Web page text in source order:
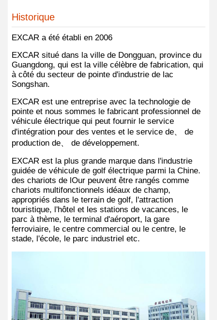
Historique
EXCAR a été établi en 2006
EXCAR situé dans la ville de Dongguan, province du
Guangdong, qui est la ville célèbre de fabrication, qui
à côté du secteur de pointe d'industrie de lac
Songshan.
EXCAR est une entreprise avec la technologie de
pointe et nous sommes le fabricant professionnel de
véhicule électrique qui peut fournir le service
d'intégration pour des ventes et le service de、 de
production de、 de développement.
EXCAR est la plus grande marque dans l'industrie
guidée de véhicule de golf électrique parmi la Chine.
des chariots de lOur peuvent être rangés comme
chariots multifonctionnels idéaux de champ,
appropriés dans le terrain de golf, l'attraction
touristique, l'hôtel et les stations de vacances, le
parc à thème, le terminal d'aéroport, la gare
ferroviaire, le centre commercial ou le centre, le
stade, l'école, le parc industriel etc.